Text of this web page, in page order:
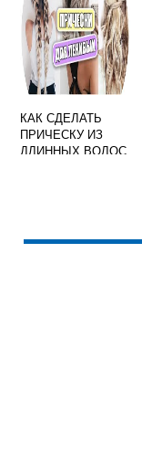
КАК СДЕЛАТЬ
ПРИЧЕСКУ ИЗ
ДЛИННЫХ ВОЛОС